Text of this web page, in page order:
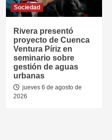
Sociedad
Rivera presentó
proyecto de Cuenca
Ventura Píriz en
seminario sobre
gestión de aguas
urbanas
jueves 6 de agosto de
2026